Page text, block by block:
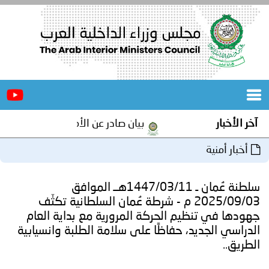
الرئيسية
المكاتب
المجلس
مؤتمرات
و
اجتماعات
جهود
و
برامج
آخر الأخبار بيان صادر عن الأمانة العامة لمجلس
أخبار أمنية
سلطنة عُمان ـ 1447/03/11هــ الموافق
2025/09/03 م - شرطة عُمان السلطانية تكثّف
جهودها في تنظيم الحركة المرورية مع بداية العام
الدراسي الجديد، حفاظًا على سلامة الطلبة وانسيابية
الطريق..